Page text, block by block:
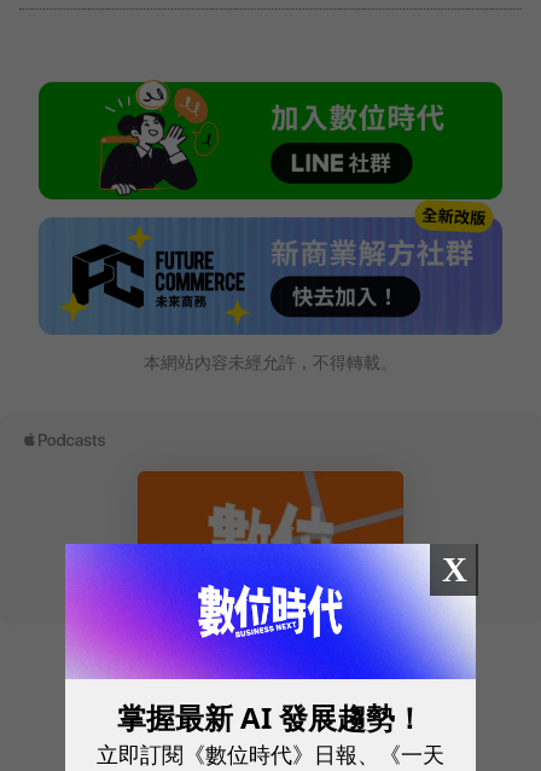
本網站內容未經允許，不得轉載。
X
掌握最新 AI 發展趨勢！
立即訂閱《數位時代》日報、《一天